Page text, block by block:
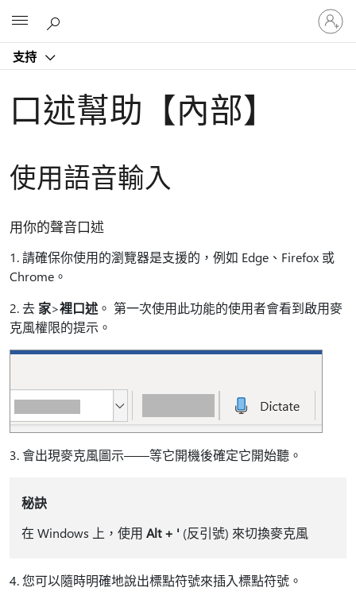
支持
登
入
您
口述幫助【內部】
使用語音輸入
用你的聲音口述
1. 請確保你使用的瀏覽器是支援的，例如 Edge、Firefox 或
Chrome。
2. 去 家>裡口述 。 第一次使用此功能的使用者會看到啟用麥
克風權限的提示。
3. 會出現麥克風圖示——等它開機後確定它開始聽。
秘訣
在 Windows 上，使用 Alt + ' (反引號) 來切換麥克風
4. 您可以隨時明確地說出標點符號來插入標點符號。